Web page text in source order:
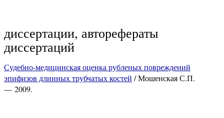
диссертации, авторефераты
диссертаций
Судебно-медицинская оценка рубленых повреждений
эпифизов длинных трубчатых костей / Мошенская С.П.
— 2009.